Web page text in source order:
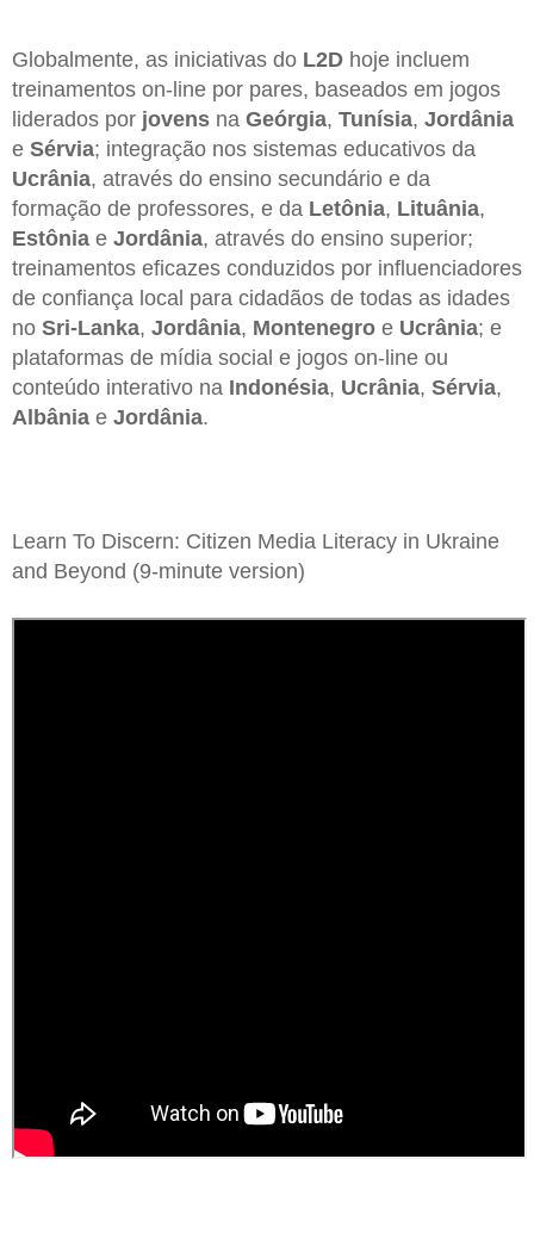
Globalmente, as iniciativas do L2D hoje incluem
treinamentos on-line por pares, baseados em jogos
liderados por jovens na Geórgia, Tunísia, Jordânia
e Sérvia; integração nos sistemas educativos da
Ucrânia, através do ensino secundário e da
formação de professores, e da Letônia, Lituânia,
Estônia e Jordânia, através do ensino superior;
treinamentos eficazes conduzidos por influenciadores
de confiança local para cidadãos de todas as idades
no Sri-Lanka, Jordânia, Montenegro e Ucrânia; e
plataformas de mídia social e jogos on-line ou
conteúdo interativo na Indonésia, Ucrânia, Sérvia,
Albânia e Jordânia.
Learn To Discern: Citizen Media Literacy in Ukraine
and Beyond (9-minute version)